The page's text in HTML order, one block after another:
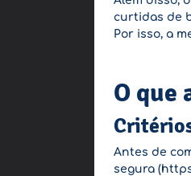
curtidas de
Por isso, a
O que
Antes de
segura